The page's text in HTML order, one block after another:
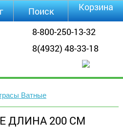
8-800-250-13-32
8(4932) 48-33-18
Ватные
ДЛИНА 200 СМ
Поиск Корзина